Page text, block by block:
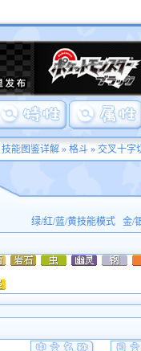
技能图鉴详解» 格斗» 交叉十字
绿/红/蓝/黄技能模式 金/